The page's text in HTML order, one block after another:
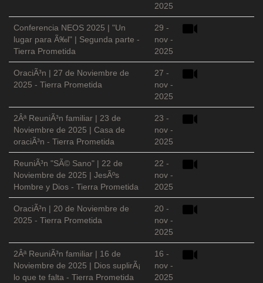
2025
Conferencia NEOS 2025 | "Un
lugar para Ã‰l" | Segunda parte -
Tierra Prometida
29 -
nov -
2025
OraciÃ³n | 27 de Noviembre de
2025 - Tierra Prometida
27 -
nov -
2025
2Âª ReuniÃ³n familiar | 23 de
Noviembre de 2025 | Casa de
oraciÃ³n - Tierra Prometida
23 -
nov -
2025
ReuniÃ³n "SÃ© Sano" | 22 de
Noviembre de 2025 | JesÃºs
Hombre y Dios - Tierra Prometida
22 -
nov -
2025
OraciÃ³n | 20 de Noviembre de
2025 - Tierra Prometida
20 -
nov -
2025
2Âª ReuniÃ³n familiar | 16 de
Noviembre de 2025 | Dios suplirÃ¡
lo que te falta - Tierra Prometida
16 -
nov -
2025